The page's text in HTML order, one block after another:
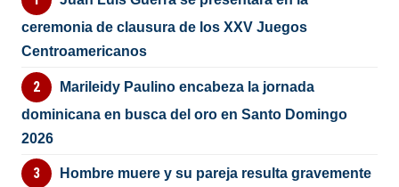
ceremonia de clausura de los XXV Juegos
Centroamericanos
Marileidy Paulino encabeza la jornada
dominicana en busca del oro en Santo Domingo
2026
Hombre muere y su pareja resulta gravemente